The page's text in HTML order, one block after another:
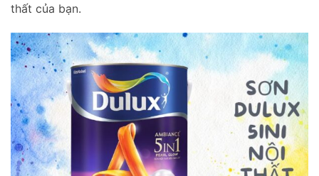
thất của bạn.